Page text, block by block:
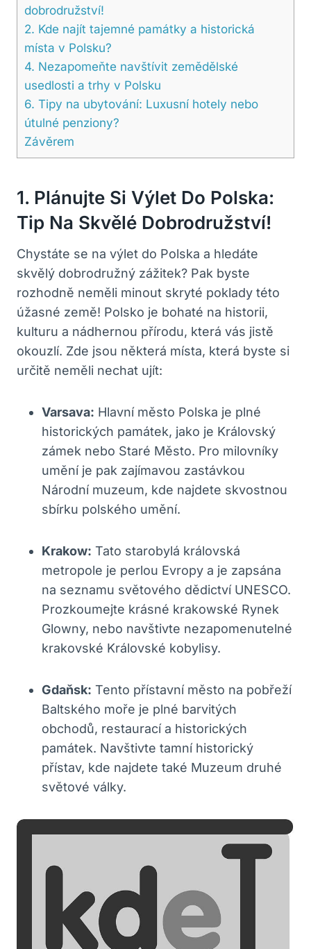
dobrodružství!
2. Kde najít tajemné památky a historická
místa v Polsku?
4. Nezapomeňte navštívit zemědělské
usedlosti a trhy v Polsku
6. Tipy na ubytování: Luxusní hotely nebo
útulné penziony?
Závěrem
1. Plánujte Si Výlet Do Polska:
Tip Na Skvělé Dobrodružství!
Chystáte se na výlet do Polska a hledáte
skvělý dobrodružný zážitek? Pak byste
rozhodně neměli minout skryté poklady této
úžasné země! Polsko je bohaté na historii,
kulturu a nádhernou přírodu, která vás jistě
okouzlí. Zde jsou některá místa, která byste si
určitě neměli nechat ujít:
Varsava: Hlavní město Polska je plné
historických památek, jako je Královský
zámek nebo Staré Město. Pro milovníky
umění je pak zajímavou zastávkou
Národní muzeum, kde najdete skvostnou
sbírku polského umění.
Krakow: Tato starobylá královská
metropole je perlou Evropy a je zapsána
na seznamu světového dědictví UNESCO.
Prozkoumejte krásné krakowské Rynek
Glowny, nebo navštivte nezapomenutelné
krakovské Královské kobylisy.
Gdaňsk: Tento přístavní město na pobřeží
Baltského moře je plné barvitých
obchodů, restaurací a historických
památek. Navštivte tamní historický
přístav, kde najdete také Muzeum druhé
světové války.